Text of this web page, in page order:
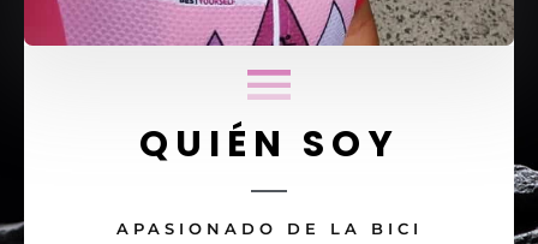
QUIÉN SOY
APASIONADO DE LA BICI